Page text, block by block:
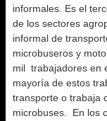
informales. Es el
de los sectores
informal de
microbuseros y
mil trabajadores en
mayoría de estos
transporte o trabaja
microbuses. En los